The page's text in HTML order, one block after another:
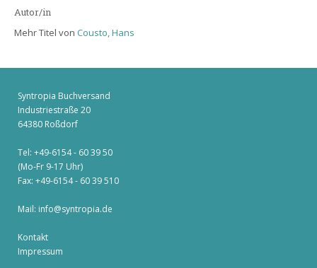
Autor/in
Mehr Titel von Cousto, Hans
Syntropia Buchversand
Industriestraße 20
64380 Roßdorf
Tel: +49-6154 - 60 39 50
(Mo-Fr 9-17 Uhr)
Fax: +49-6154 - 60 39 510
Mail: info@syntropia.de
Kontakt
Impressum